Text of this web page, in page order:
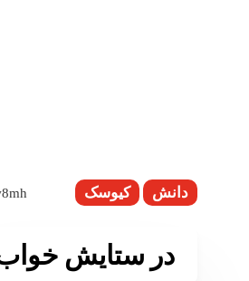
دانش کیوسک
در ستایش